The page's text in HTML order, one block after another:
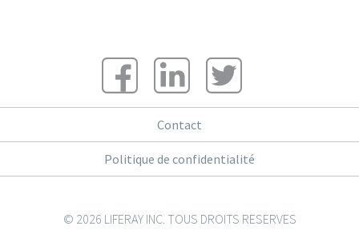
Contact
Politique de confidentialité
© 2026 LIFERAY INC. TOUS DROITS RESERVES